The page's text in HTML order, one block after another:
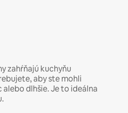
zahŕňajú kuchyňu
aby ste mohli
dlhšie. Je to ideálna